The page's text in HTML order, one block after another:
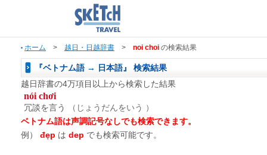
ホーム > 越日・日越辞書 > noi choi の検索結果
『ベトナム語 → 日本語』 検索結果
越日辞書の4万項目以上から検索した結果
nói chơi
冗談を言う
（じょうだんをいう ）
ベトナム語は声調記号なしでも検索できます。
例）
đẹp は dep でも検索可能です。